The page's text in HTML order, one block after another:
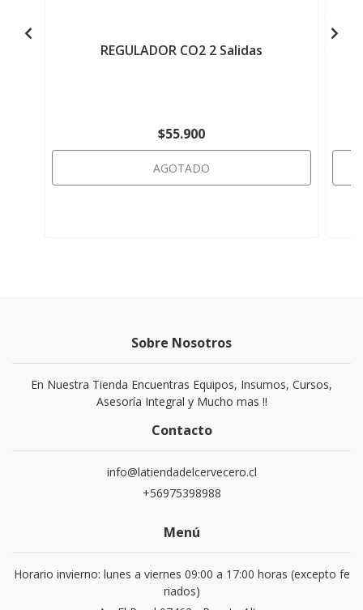
REGULADOR CO2 2 Salidas
$55.900
AGOTADO
Sobre Nosotros
En Nuestra Tienda Encuentras Equipos, Insumos, Cursos,
Asesoría Integral y Mucho mas !!
Contacto
info@latiendadelcervecero.cl
+56975398988
Menú
Horario invierno: lunes a viernes 09:00 a 17:00 horas (excepto fe
riados)